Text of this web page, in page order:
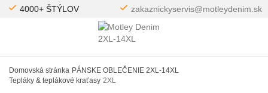
4000+ ŠTÝLOV zakaznickyservis@motleydenim.sk
Domovská stránka PÁNSKE OBLEČENIE 2XL-14XL
Tepláky & teplákové kraťasy 2XL